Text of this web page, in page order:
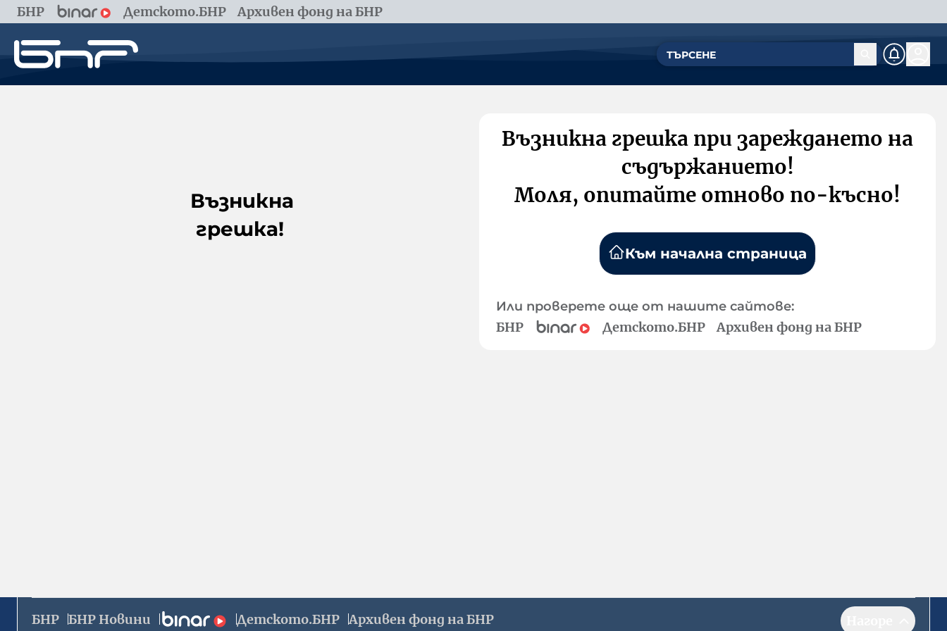
БНР Детското.БНР Архивен фонд на БНР
Възникна
грешка!
Възникна грешка при зареждането на
съдържанието!
Моля, опитайте отново по-късно!
Към начална страница
Или проверете още от нашите сайтове:
БНР Детското.БНР Архивен фонд на БНР
БНР БНР Новини Детското.БНР Архивен фонд на БНР